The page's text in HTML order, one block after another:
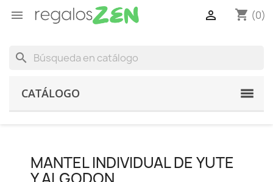
 shopping_cart (0)

search
CATÁLOGO
MANTEL INDIVIDUAL DE YUTE